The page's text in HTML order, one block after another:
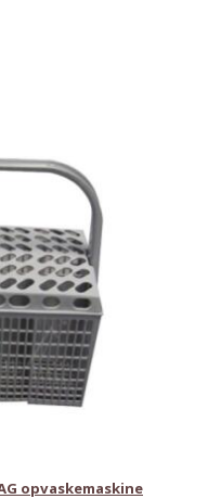
opvaskemaskine